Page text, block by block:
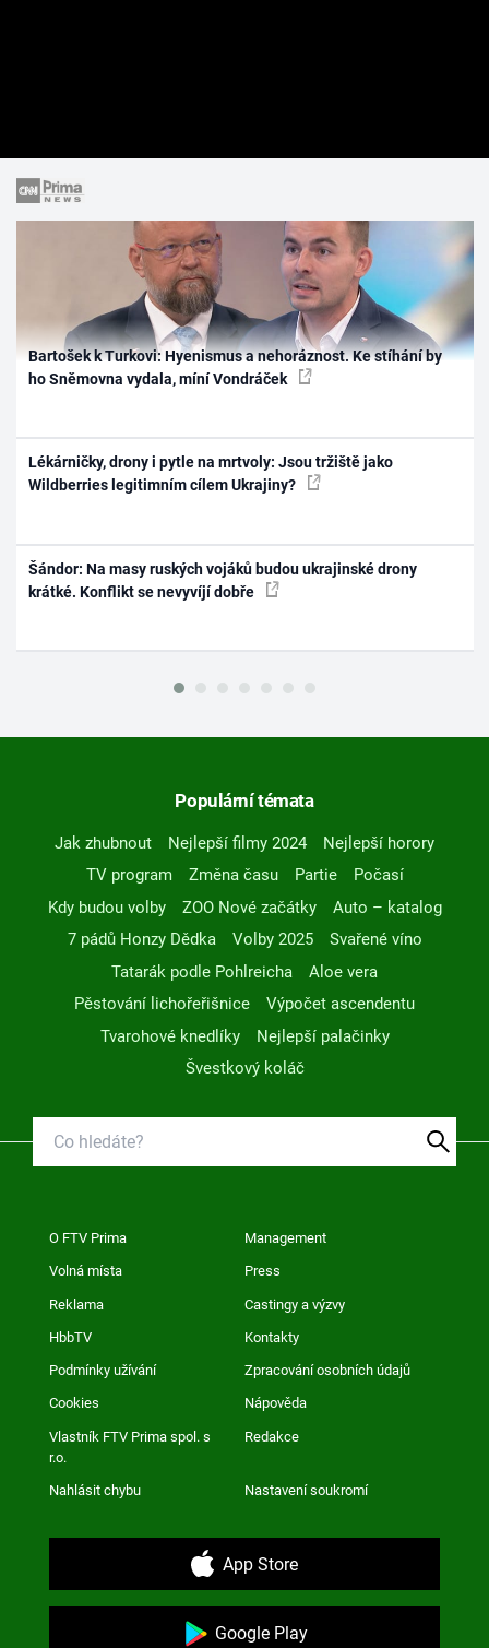
Bartošek k Turkovi: Hyenismus a nehoráznost. Ke stíhání by
ho Sněmovna vydala, míní Vondráček
Lékárničky, drony i pytle na mrtvoly: Jsou tržiště jako
Wildberries legitimním cílem Ukrajiny?
Šándor: Na masy ruských vojáků budou ukrajinské drony
krátké. Konflikt se nevyvíjí dobře
Populární témata
Jak zhubnout Nejlepší filmy 2024
Nejlepší horory
TV program
Změna času Partie
Počasí
Kdy budou volby
ZOO Nové začátky
Auto – katalog
7 pádů Honzy Dědka
Volby 2025
Svařené víno
Tatarák podle Pohlreicha
Aloe vera
Pěstování lichořeřišnice
Výpočet ascendentu
Tvarohové knedlíky
Nejlepší palačinky
Švestkový koláč
O FTV Prima Management
Volná místa Press
Reklama Castingy a výzvy
HbbTV Kontakty
Podmínky užívání Zpracování osobních údajů
Cookies Nápověda
Vlastník FTV Prima spol. s
r.o.
Redakce
Nahlásit chybu Nastavení soukromí
App Store
Google Play